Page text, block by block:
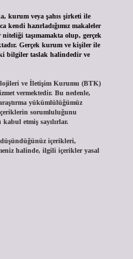
kurum veya şahıs şirketi ile
kendi hazırladığımız makaleler
taşımamakta olup, gerçek
Gerçek kurum ve kişiler ile
bilgiler taslak halindedir ve
ve İletişim Kurumu (BTK)
vermektedir. Bu nedenle,
yükümlülüğümüz
sorumluluğunu
etmiş sayılırlar.
içerikleri,
halinde, ilgili içerikler yasal